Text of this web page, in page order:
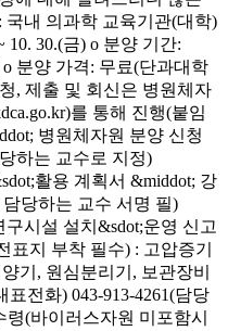
국내 의과학 교육기관(대학)
10. 30.(금) o 분양 기간:
o 분양 가격: 무료(단과대학
, 제출 및 회신은 병원체자
를 통해 진행(붙임
병원체자원 분양 신청
하는 교수로 지정)
활용 계획서 &middot; 강
당하는 교수 서명 필)
시설 설치&sdot;운영 신고
지 부착 필수) : 고압증기
기, 원심분리기, 보관장비
표전화) 043-913-4261(담당
(바이러스자원 미포함시